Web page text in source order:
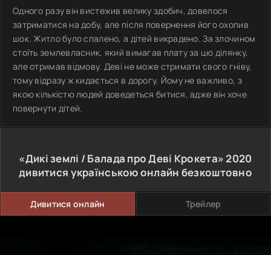
Одного разу він вистежив велику здобич, довелося
затриматися на добу, але після повернення його охопив
шок. Житло було спалено, а дітей викрадено. За злочином
стоїть землевласник, який вимагав плату за цю ділянку,
але отримав відмову. Деві не може стримати свого гніву,
тому відразу ж кидається в дорогу. Йому не важливо, з
якою кількістю людей доведеться битися, адже він хоче
повернути дітей.
«Дикі землі / Балада про Деві Крокета»2020
дивитися українською онлайн безкоштовно
Дивитися онлайн Трейлер